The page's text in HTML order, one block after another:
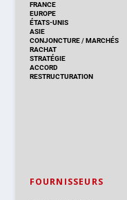
FRANCE
EUROPE
ÉTATS-UNIS
ASIE
CONJONCTURE/MARCHÉS
RACHAT
STRATÉGIE
ACCORD
RESTRUCTURATION
FOURNISSEURS